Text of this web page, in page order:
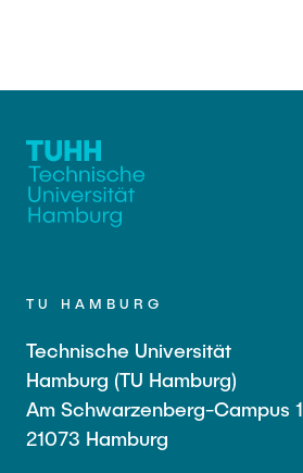
TU HAMBURG
Technische Universität
Hamburg (TU Hamburg)
Am Schwarzenberg-Campus 1
21073 Hamburg